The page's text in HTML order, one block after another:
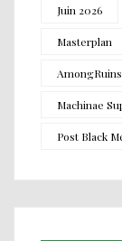
Juin 2026
Masterplan
AmongRuins
Machinae
Post Black